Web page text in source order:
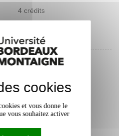
4 crédits
4 crédits
Oui
Non
cookies
et vous donne le
vous souhaitez activer